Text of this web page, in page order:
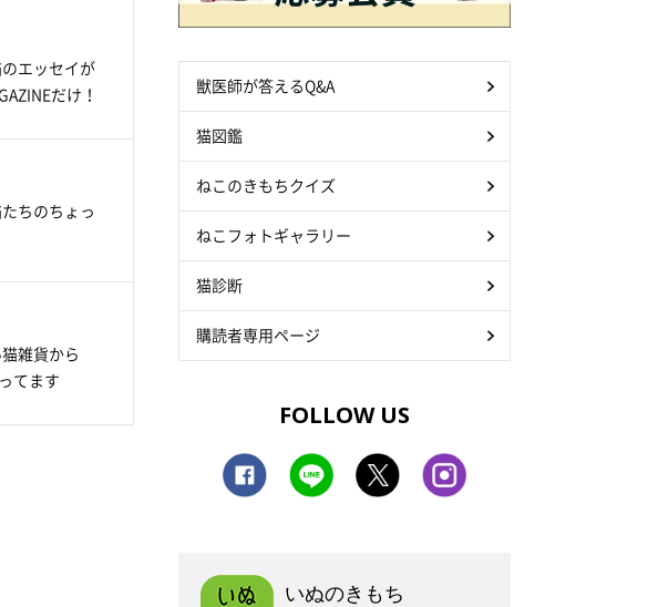
エッセイが
だけ！
ちのちょっ
雑貨から
てます
獣医師が答えるQ&A
猫図鑑
ねこのきもちクイズ
ねこフォトギャラリー
猫診断
購読者専用ページ
FOLLOW US
いぬのきもち